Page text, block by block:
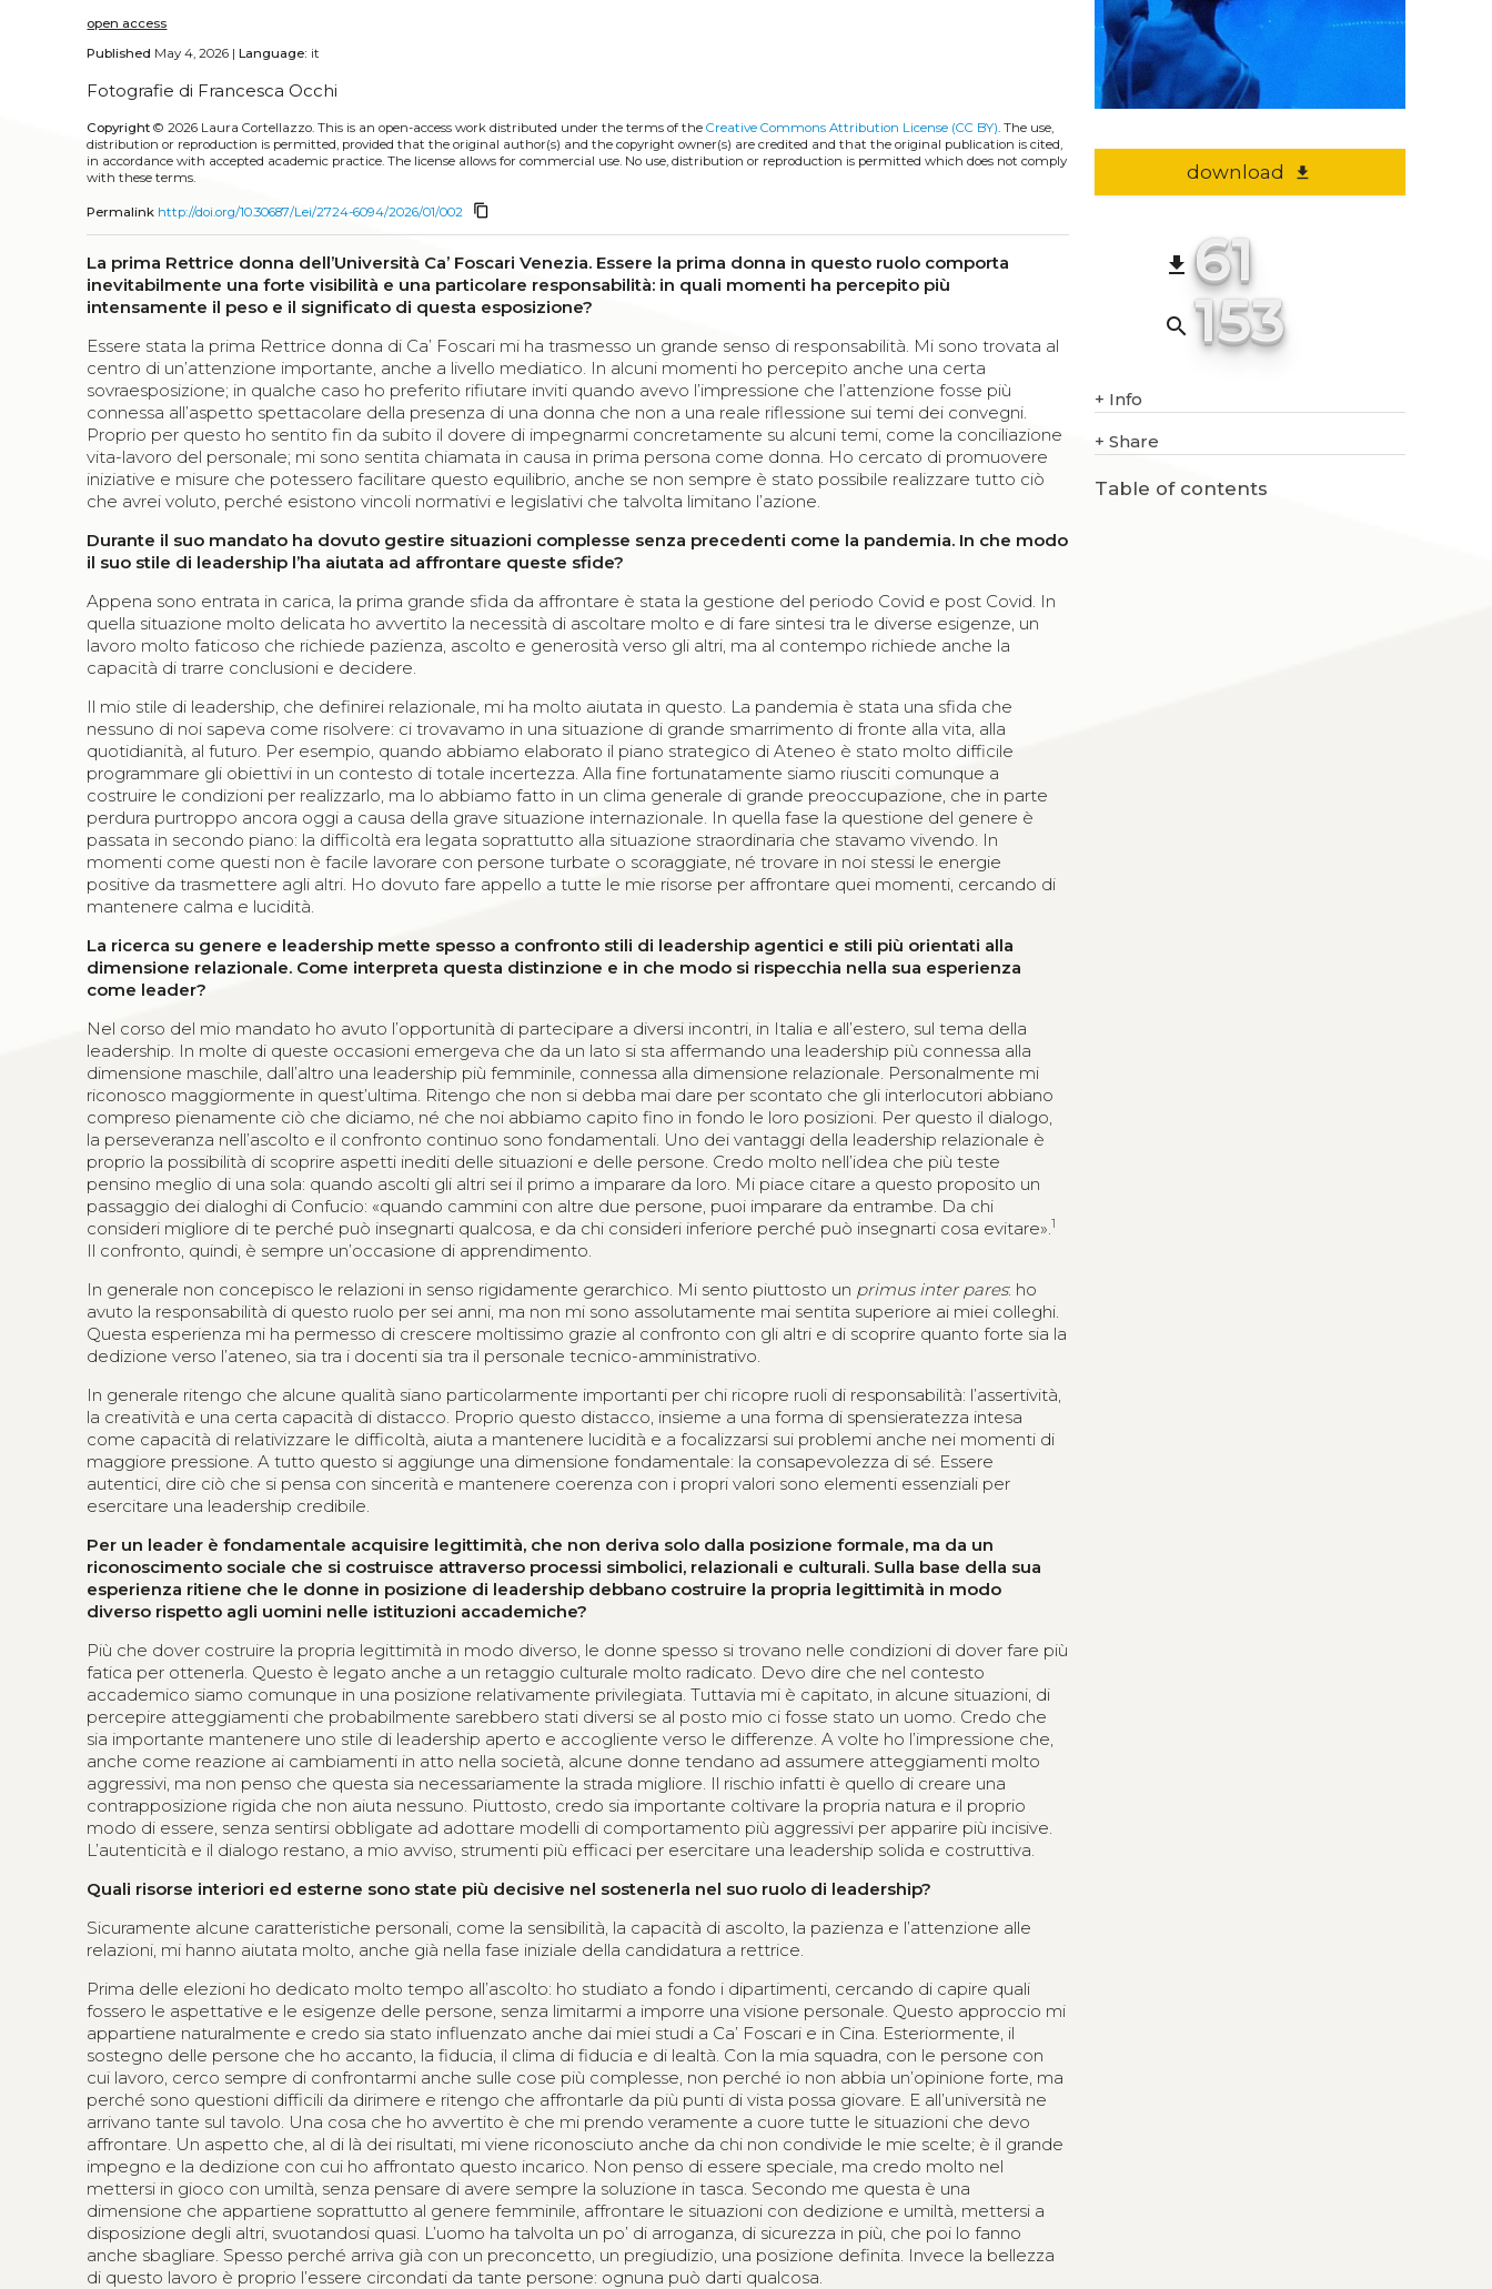
open access
Published May 4, 2026 |Language: it
Fotografie di Francesca Occhi
Copyright © 2026 Laura Cortellazzo.This is an open-access work distributed under the terms of theCreative Commons Attribution License (CC BY) . The use,
distribution or reproduction is permitted, provided that the original author(s) and the copyright owner(s) are credited and that the original publication is cited,
in accordance with accepted academic practice. The license allows for commercial use. No use, distribution or reproduction is permitted which does not comply
with these terms.
Permalink http://doi.org/10.30687/Lei/2724-6094/2026/01/002 content_copy
La prima Rettrice donna dell’Università Ca’ Foscari Venezia. Essere la prima donna in questo ruolo comporta
inevitabilmente una forte visibilità e una particolare responsabilità: in quali momenti ha percepito più
intensamente il peso e il significato di questa esposizione?
Essere stata la prima Rettrice donna di Ca’ Foscari mi ha trasmesso un grande senso di responsabilità. Mi sono trovata al
centro di un’attenzione importante, anche a livello mediatico. In alcuni momenti ho percepito anche una certa
sovraesposizione; in qualche caso ho preferito rifiutare inviti quando avevo l’impressione che l’attenzione fosse più
connessa all’aspetto spettacolare della presenza di una donna che non a una reale riflessione sui temi dei convegni.
Proprio per questo ho sentito fin da subito il dovere di impegnarmi concretamente su alcuni temi, come la conciliazione
vita-lavoro del personale; mi sono sentita chiamata in causa in prima persona come donna. Ho cercato di promuovere
iniziative e misure che potessero facilitare questo equilibrio, anche se non sempre è stato possibile realizzare tutto ciò
che avrei voluto, perché esistono vincoli normativi e legislativi che talvolta limitano l’azione.
Durante il suo mandato ha dovuto gestire situazioni complesse senza precedenti come la pandemia. In che modo
il suo stile di leadership l’ha aiutata ad affrontare queste sfide?
Appena sono entrata in carica, la prima grande sfida da affrontare è stata la gestione del periodo Covid e post Covid. In
quella situazione molto delicata ho avvertito la necessità di ascoltare molto e di fare sintesi tra le diverse esigenze, un
lavoro molto faticoso che richiede pazienza, ascolto e generosità verso gli altri, ma al contempo richiede anche la
capacità di trarre conclusioni e decidere.
Il mio stile di leadership, che definirei relazionale, mi ha molto aiutata in questo. La pandemia è stata una sfida che
nessuno di noi sapeva come risolvere: ci trovavamo in una situazione di grande smarrimento di fronte alla vita, alla
quotidianità, al futuro. Per esempio, quando abbiamo elaborato il piano strategico di Ateneo è stato molto difficile
programmare gli obiettivi in un contesto di totale incertezza. Alla fine fortunatamente siamo riusciti comunque a
costruire le condizioni per realizzarlo, ma lo abbiamo fatto in un clima generale di grande preoccupazione, che in parte
perdura purtroppo ancora oggi a causa della grave situazione internazionale. In quella fase la questione del genere è
passata in secondo piano: la difficoltà era legata soprattutto alla situazione straordinaria che stavamo vivendo. In
momenti come questi non è facile lavorare con persone turbate o scoraggiate, né trovare in noi stessi le energie
positive da trasmettere agli altri. Ho dovuto fare appello a tutte le mie risorse per affrontare quei momenti, cercando di
mantenere calma e lucidità.
La ricerca su genere e leadership mette spesso a confronto stili di leadership agentici e stili più orientati alla
dimensione relazionale. Come interpreta questa distinzione e in che modo si rispecchia nella sua esperienza
come leader?
Nel corso del mio mandato ho avuto l’opportunità di partecipare a diversi incontri, in Italia e all’estero, sul tema della
leadership. In molte di queste occasioni emergeva che da un lato si sta affermando una leadership più connessa alla
dimensione maschile, dall’altro una leadership più femminile, connessa alla dimensione relazionale. Personalmente mi
riconosco maggiormente in quest’ultima. Ritengo che non si debba mai dare per scontato che gli interlocutori abbiano
compreso pienamente ciò che diciamo, né che noi abbiamo capito fino in fondo le loro posizioni. Per questo il dialogo,
la perseveranza nell’ascolto e il confronto continuo sono fondamentali. Uno dei vantaggi della leadership relazionale è
proprio la possibilità di scoprire aspetti inediti delle situazioni e delle persone. Credo molto nell’idea che più teste
pensino meglio di una sola: quando ascolti gli altri sei il primo a imparare da loro. Mi piace citare a questo proposito un
passaggio dei dialoghi di Confucio: «quando cammini con altre due persone, puoi imparare da entrambe. Da chi
consideri migliore di te perché può insegnarti qualcosa, e da chi consideri inferiore perché può insegnarti cosa evitare». 1
Il confronto, quindi, è sempre un’occasione di apprendimento.
In generale non concepisco le relazioni in senso rigidamente gerarchico. Mi sento piuttosto un primus inter pares: ho
avuto la responsabilità di questo ruolo per sei anni, ma non mi sono assolutamente mai sentita superiore ai miei colleghi.
Questa esperienza mi ha permesso di crescere moltissimo grazie al confronto con gli altri e di scoprire quanto forte sia la
dedizione verso l’ateneo, sia tra i docenti sia tra il personale tecnico-amministrativo.
In generale ritengo che alcune qualità siano particolarmente importanti per chi ricopre ruoli di responsabilità: l’assertività,
la creatività e una certa capacità di distacco. Proprio questo distacco, insieme a una forma di spensieratezza intesa
come capacità di relativizzare le difficoltà, aiuta a mantenere lucidità e a focalizzarsi sui problemi anche nei momenti di
maggiore pressione. A tutto questo si aggiunge una dimensione fondamentale: la consapevolezza di sé. Essere
autentici, dire ciò che si pensa con sincerità e mantenere coerenza con i propri valori sono elementi essenziali per
esercitare una leadership credibile.
Per un leader è fondamentale acquisire legittimità, che non deriva solo dalla posizione formale, ma da un
riconoscimento sociale che si costruisce attraverso processi simbolici, relazionali e culturali. Sulla base della sua
esperienza ritiene che le donne in posizione di leadership debbano costruire la propria legittimità in modo
diverso rispetto agli uomini nelle istituzioni accademiche?
Più che dover costruire la propria legittimità in modo diverso, le donne spesso si trovano nelle condizioni di dover fare più
fatica per ottenerla. Questo è legato anche a un retaggio culturale molto radicato. Devo dire che nel contesto
accademico siamo comunque in una posizione relativamente privilegiata. Tuttavia mi è capitato, in alcune situazioni, di
percepire atteggiamenti che probabilmente sarebbero stati diversi se al posto mio ci fosse stato un uomo. Credo che
sia importante mantenere uno stile di leadership aperto e accogliente verso le differenze. A volte ho l’impressione che,
anche come reazione ai cambiamenti in atto nella società, alcune donne tendano ad assumere atteggiamenti molto
aggressivi, ma non penso che questa sia necessariamente la strada migliore. Il rischio infatti è quello di creare una
contrapposizione rigida che non aiuta nessuno. Piuttosto, credo sia importante coltivare la propria natura e il proprio
modo di essere, senza sentirsi obbligate ad adottare modelli di comportamento più aggressivi per apparire più incisive.
L’autenticità e il dialogo restano, a mio avviso, strumenti più efficaci per esercitare una leadership solida e costruttiva.
Quali risorse interiori ed esterne sono state più decisive nel sostenerla nel suo ruolo di leadership?
Sicuramente alcune caratteristiche personali, come la sensibilità, la capacità di ascolto, la pazienza e l’attenzione alle
relazioni, mi hanno aiutata molto, anche già nella fase iniziale della candidatura a rettrice.
Prima delle elezioni ho dedicato molto tempo all’ascolto: ho studiato a fondo i dipartimenti, cercando di capire quali
fossero le aspettative e le esigenze delle persone, senza limitarmi a imporre una visione personale. Questo approccio mi
appartiene naturalmente e credo sia stato influenzato anche dai miei studi a Ca’ Foscari e in Cina. Esteriormente, il
sostegno delle persone che ho accanto, la fiducia, il clima di fiducia e di lealtà. Con la mia squadra, con le persone con
cui lavoro, cerco sempre di confrontarmi anche sulle cose più complesse, non perché io non abbia un’opinione forte, ma
perché sono questioni difficili da dirimere e ritengo che affrontarle da più punti di vista possa giovare. E all’università ne
arrivano tante sul tavolo. Una cosa che ho avvertito è che mi prendo veramente a cuore tutte le situazioni che devo
affrontare. Un aspetto che, al di là dei risultati, mi viene riconosciuto anche da chi non condivide le mie scelte; è il grande
impegno e la dedizione con cui ho affrontato questo incarico. Non penso di essere speciale, ma credo molto nel
mettersi in gioco con umiltà, senza pensare di avere sempre la soluzione in tasca. Secondo me questa è una
dimensione che appartiene soprattutto al genere femminile, affrontare le situazioni con dedizione e umiltà, mettersi a
disposizione degli altri, svuotandosi quasi. L’uomo ha talvolta un po’ di arroganza, di sicurezza in più, che poi lo fanno
anche sbagliare. Spesso perché arriva già con un preconcetto, un pregiudizio, una posizione definita. Invece la bellezza
di questo lavoro è proprio l’essere circondati da tante persone: ognuna può darti qualcosa.
download file_download
file_download 61
search 153
+ Info
+ Share
Table of contents